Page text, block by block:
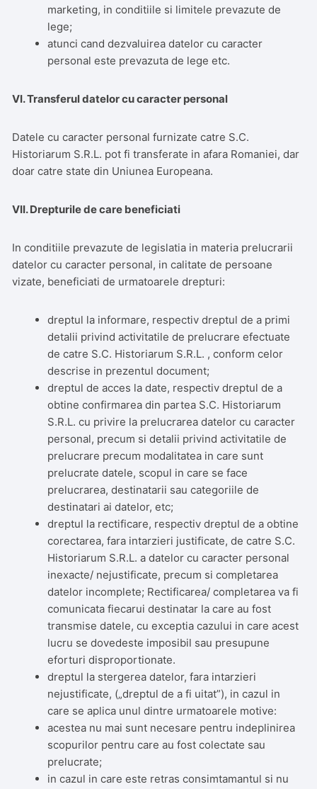
marketing, in conditiile si limitele prevazute de
lege;
atunci cand dezvaluirea datelor cu caracter
personal este prevazuta de lege etc.
VI. Transferul datelor cu caracter personal
Datele cu caracter personal furnizate catre S.C.
Historiarum S.R.L. pot fi transferate in afara Romaniei, dar
doar catre state din Uniunea Europeana.
VII. Drepturile de care beneficiati
In conditiile prevazute de legislatia in materia prelucrarii
datelor cu caracter personal, in calitate de persoane
vizate, beneficiati de urmatoarele drepturi:
dreptul la informare, respectiv dreptul de a primi
detalii privind activitatile de prelucrare efectuate
de catre S.C. Historiarum S.R.L. , conform celor
descrise in prezentul document;
dreptul de acces la date, respectiv dreptul de a
obtine confirmarea din partea S.C. Historiarum
S.R.L. cu privire la prelucrarea datelor cu caracter
personal, precum si detalii privind activitatile de
prelucrare precum modalitatea in care sunt
prelucrate datele, scopul in care se face
prelucrarea, destinatarii sau categoriile de
destinatari ai datelor, etc;
dreptul la rectificare, respectiv dreptul de a obtine
corectarea, fara intarzieri justificate, de catre S.C.
Historiarum S.R.L. a datelor cu caracter personal
inexacte/ nejustificate, precum si completarea
datelor incomplete; Rectificarea/ completarea va fi
comunicata fiecarui destinatar la care au fost
transmise datele, cu exceptia cazului in care acest
lucru se dovedeste imposibil sau presupune
eforturi disproportionate.
dreptul la stergerea datelor, fara intarzieri
nejustificate, („dreptul de a fi uitat”), in cazul in
care se aplica unul dintre urmatoarele motive:
acestea nu mai sunt necesare pentru indeplinirea
scopurilor pentru care au fost colectate sau
prelucrate;
in cazul in care este retras consimtamantul si nu